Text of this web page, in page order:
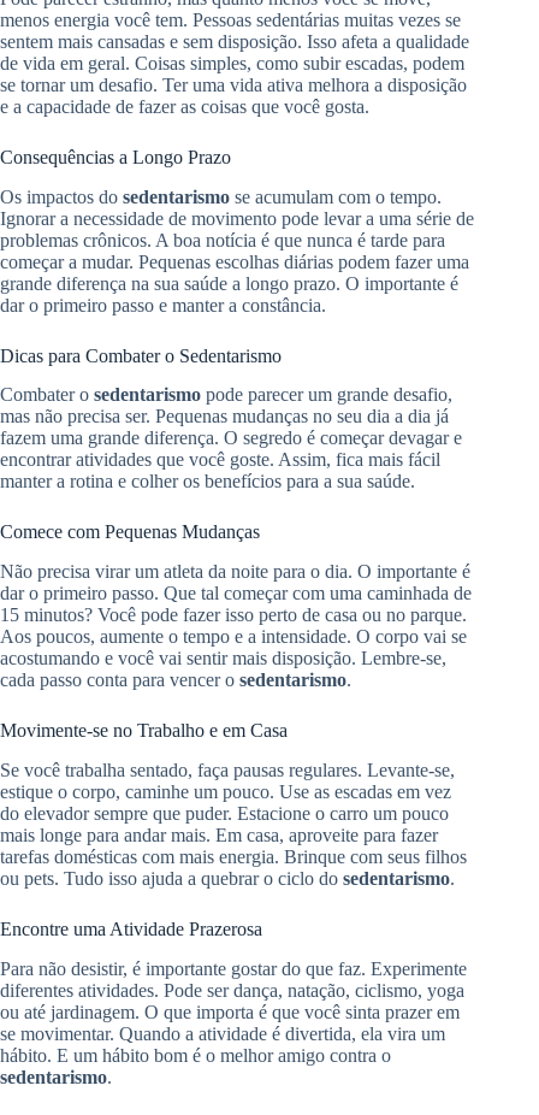
menos energia você tem. Pessoas sedentárias muitas vezes se
sentem mais cansadas e sem disposição. Isso afeta a qualidade
de vida em geral. Coisas simples, como subir escadas, podem
se tornar um desafio. Ter uma vida ativa melhora a disposição
e a capacidade de fazer as coisas que você gosta.
Consequências a Longo Prazo
Os impactos do sedentarismo se acumulam com o tempo.
Ignorar a necessidade de movimento pode levar a uma série de
problemas crônicos. A boa notícia é que nunca é tarde para
começar a mudar. Pequenas escolhas diárias podem fazer uma
grande diferença na sua saúde a longo prazo. O importante é
dar o primeiro passo e manter a constância.
Dicas para Combater o Sedentarismo
Combater o sedentarismo pode parecer um grande desafio,
mas não precisa ser. Pequenas mudanças no seu dia a dia já
fazem uma grande diferença. O segredo é começar devagar e
encontrar atividades que você goste. Assim, fica mais fácil
manter a rotina e colher os benefícios para a sua saúde.
Comece com Pequenas Mudanças
Não precisa virar um atleta da noite para o dia. O importante é
dar o primeiro passo. Que tal começar com uma caminhada de
15 minutos? Você pode fazer isso perto de casa ou no parque.
Aos poucos, aumente o tempo e a intensidade. O corpo vai se
acostumando e você vai sentir mais disposição. Lembre-se,
cada passo conta para vencer o sedentarismo.
Movimente-se no Trabalho e em Casa
Se você trabalha sentado, faça pausas regulares. Levante-se,
estique o corpo, caminhe um pouco. Use as escadas em vez
do elevador sempre que puder. Estacione o carro um pouco
mais longe para andar mais. Em casa, aproveite para fazer
tarefas domésticas com mais energia. Brinque com seus filhos
ou pets. Tudo isso ajuda a quebrar o ciclo do sedentarismo.
Encontre uma Atividade Prazerosa
Para não desistir, é importante gostar do que faz. Experimente
diferentes atividades. Pode ser dança, natação, ciclismo, yoga
ou até jardinagem. O que importa é que você sinta prazer em
se movimentar. Quando a atividade é divertida, ela vira um
hábito. E um hábito bom é o melhor amigo contra o
sedentarismo.